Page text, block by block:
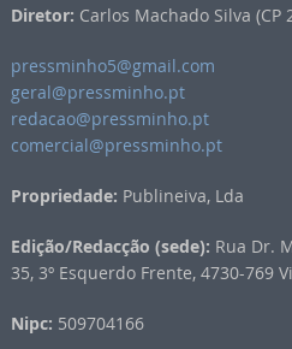
Diretor: Carlos Machado Silva (CP
pressminho5@gmail.com
geral@pressminho.pt
redacao@pressminho.pt
comercial@pressminho.pt
Propriedade: Publineiva, Lda
Edição/Redacção (sede): Rua Dr.
35, 3º Esquerdo Frente, 4730-769
Nipc: 509704166